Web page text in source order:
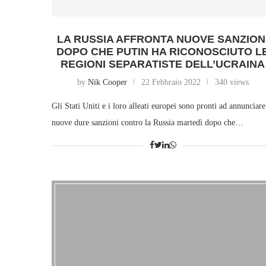
LA RUSSIA AFFRONTA NUOVE
DOPO CHE PUTIN HA RICONOSCIUTO
REGIONI SEPARATISTE DELL’UCRAINA
by Nik Cooper 22 Febbraio 2022 340 views
Gli Stati Uniti e i loro alleati europei sono pronti ad annunciare
nuove dure sanzioni contro la Russia martedì dopo che…